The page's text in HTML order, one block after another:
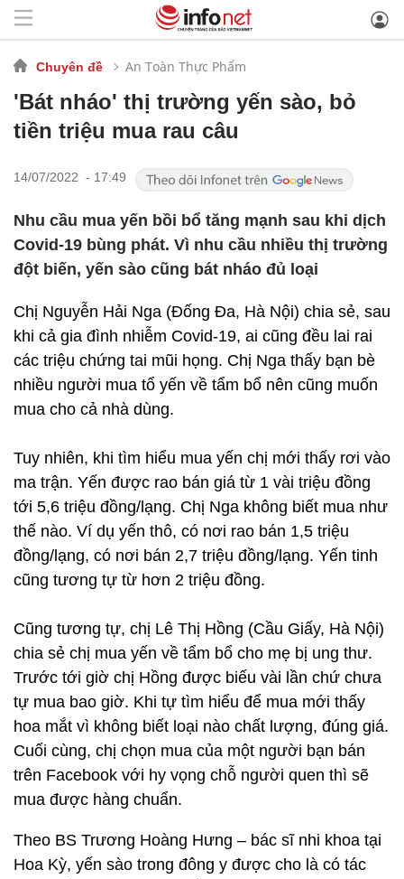
Chuyên đề An Toàn Thực Phẩm
'Bát nháo' thị trường yến sào, bỏ
tiền triệu mua rau câu
14/07/2022 - 17:49
Nhu cầu mua yến bồi bổ tăng mạnh sau khi dịch
Covid-19 bùng phát. Vì nhu cầu nhiều thị trường
đột biến, yến sào cũng bát nháo đủ loại
Chị Nguyễn Hải Nga (Đống Đa, Hà Nội) chia sẻ, sau
khi cả gia đình nhiễm Covid-19, ai cũng đều lai rai
các triệu chứng tai mũi họng. Chị Nga thấy bạn bè
nhiều người mua tổ yến về tẩm bổ nên cũng muốn
mua cho cả nhà dùng.
Tuy nhiên, khi tìm hiểu mua yến chị mới thấy rơi vào
ma trận. Yến được rao bán giá từ 1 vài triệu đồng
tới 5,6 triệu đồng/lạng. Chị Nga không biết mua như
thế nào. Ví dụ yến thô, có nơi rao bán 1,5 triệu
đồng/lạng, có nơi bán 2,7 triệu đồng/lạng. Yến tinh
cũng tương tự từ hơn 2 triệu đồng.
Cũng tương tự, chị Lê Thị Hồng (Cầu Giấy, Hà Nội)
chia sẻ chị mua yến về tẩm bổ cho mẹ bị ung thư.
Trước tới giờ chị Hồng được biếu vài lần chứ chưa
tự mua bao giờ. Khi tự tìm hiểu để mua mới thấy
hoa mắt vì không biết loại nào chất lượng, đúng giá.
Cuối cùng, chị chọn mua của một người bạn bán
trên Facebook với hy vọng chỗ người quen thì sẽ
mua được hàng chuẩn.
Theo BS Trương Hoàng Hưng – bác sĩ nhi khoa tại
Hoa Kỳ, yến sào trong đông y được cho là có tác